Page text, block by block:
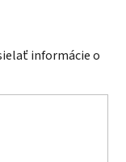
informácie o